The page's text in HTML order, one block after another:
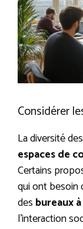
Considérer
La diversité
espaces de
Certains
qui ont besoin
des bureaux
l’interaction